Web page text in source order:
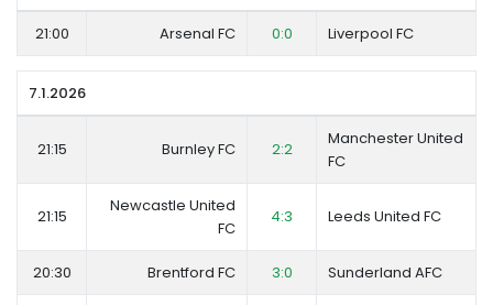
21:00 Arsenal FC 0:0 Liverpool FC
7.1.2026
21:15 Burnley FC 2:2
Manchester United
FC
21:15
Newcastle United
FC
4:3 Leeds United FC
20:30 Brentford FC 3:0 Sunderland AFC